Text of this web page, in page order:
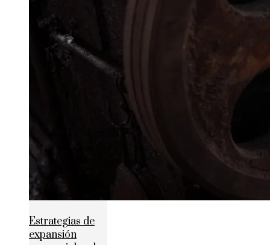
Estrategias de
expansión